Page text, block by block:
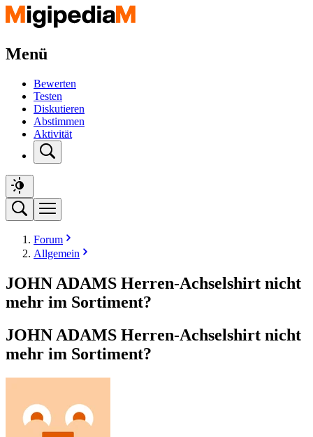
Menü
Bewerten
Testen
Diskutieren
Abstimmen
Aktivität
Forum
Allgemein
JOHN ADAMS Herren-Achselshirt nicht
mehr im Sortiment?
JOHN ADAMS Herren-Achselshirt nicht
mehr im Sortiment?